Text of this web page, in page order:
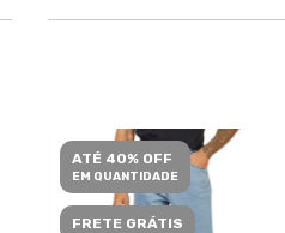
ATÉ 40% OFF
EM QUANTIDADE
FRETE GRÁTIS